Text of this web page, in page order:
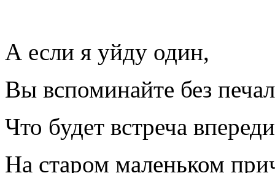
А если я уйду один,
Вы вспоминайте без
Что будет встреча впереди
На старом маленьком